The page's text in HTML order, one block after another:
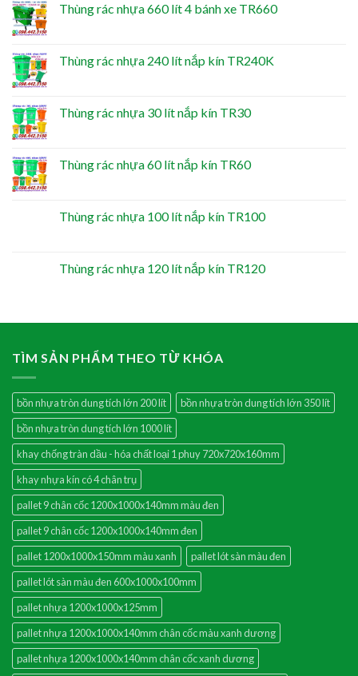
Thùng rác nhựa 660 lít 4 bánh xe TR660
Thùng rác nhựa 240 lít nắp kín TR240K
Thùng rác nhựa 30 lít nắp kín TR30
Thùng rác nhựa 60 lít nắp kín TR60
Thùng rác nhựa 100 lít nắp kín TR100
Thùng rác nhựa 120 lít nắp kín TR120
TÌM SẢN PHẨM THEO TỪ KHÓA
bồn nhựa tròn dung tích lớn 200 lít
bồn nhựa tròn dung tích lớn 350 lít
bồn nhựa tròn dung tích lớn 1000 lít
khay chống tràn dầu - hóa chất loại 1 phuy 720x720x160mm
khay nhựa kín có 4 chân trụ
pallet 9 chân cốc 1200x1000x140mm màu đen
pallet 9 chân cốc 1200x1000x140mm đen
pallet 1200x1000x150mm màu xanh
pallet lót sàn màu đen
pallet lót sàn màu đen 600x1000x100mm
pallet nhựa 1200x1000x125mm
pallet nhựa 1200x1000x140mm chân cốc màu xanh dương
pallet nhựa 1200x1000x140mm chân cốc xanh dương